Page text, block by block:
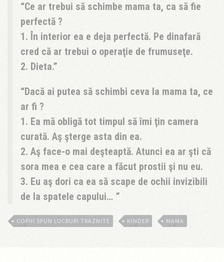
Ce ar trebui să schimbe mama ta, ca să fie
perfectă ?
1. În interior ea e deja perfectă. Pe dinafară
cred că ar trebui o operaţie de frumuseţe.
2. Dieta.
Dacă ai putea să schimbi ceva la mama ta, ce
ar fi ?
1. Ea mă obligă tot timpul să îmi ţin camera
curată. Aş şterge asta din ea.
2. Aş face-o mai deşteaptă. Atunci ea ar şti că
sora mea e cea care a făcut prostii şi nu eu.
3. Eu aş dori ca ea să scape de ochii invizibili
de la spatele capului…
COPIII SPUN LUCRURI TRAZNITE KINDER MAMA